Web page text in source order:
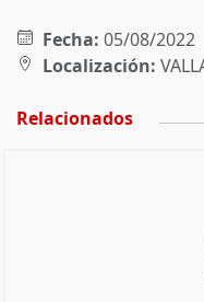
Fecha: 05/08/2022
Localización:
Relacionados